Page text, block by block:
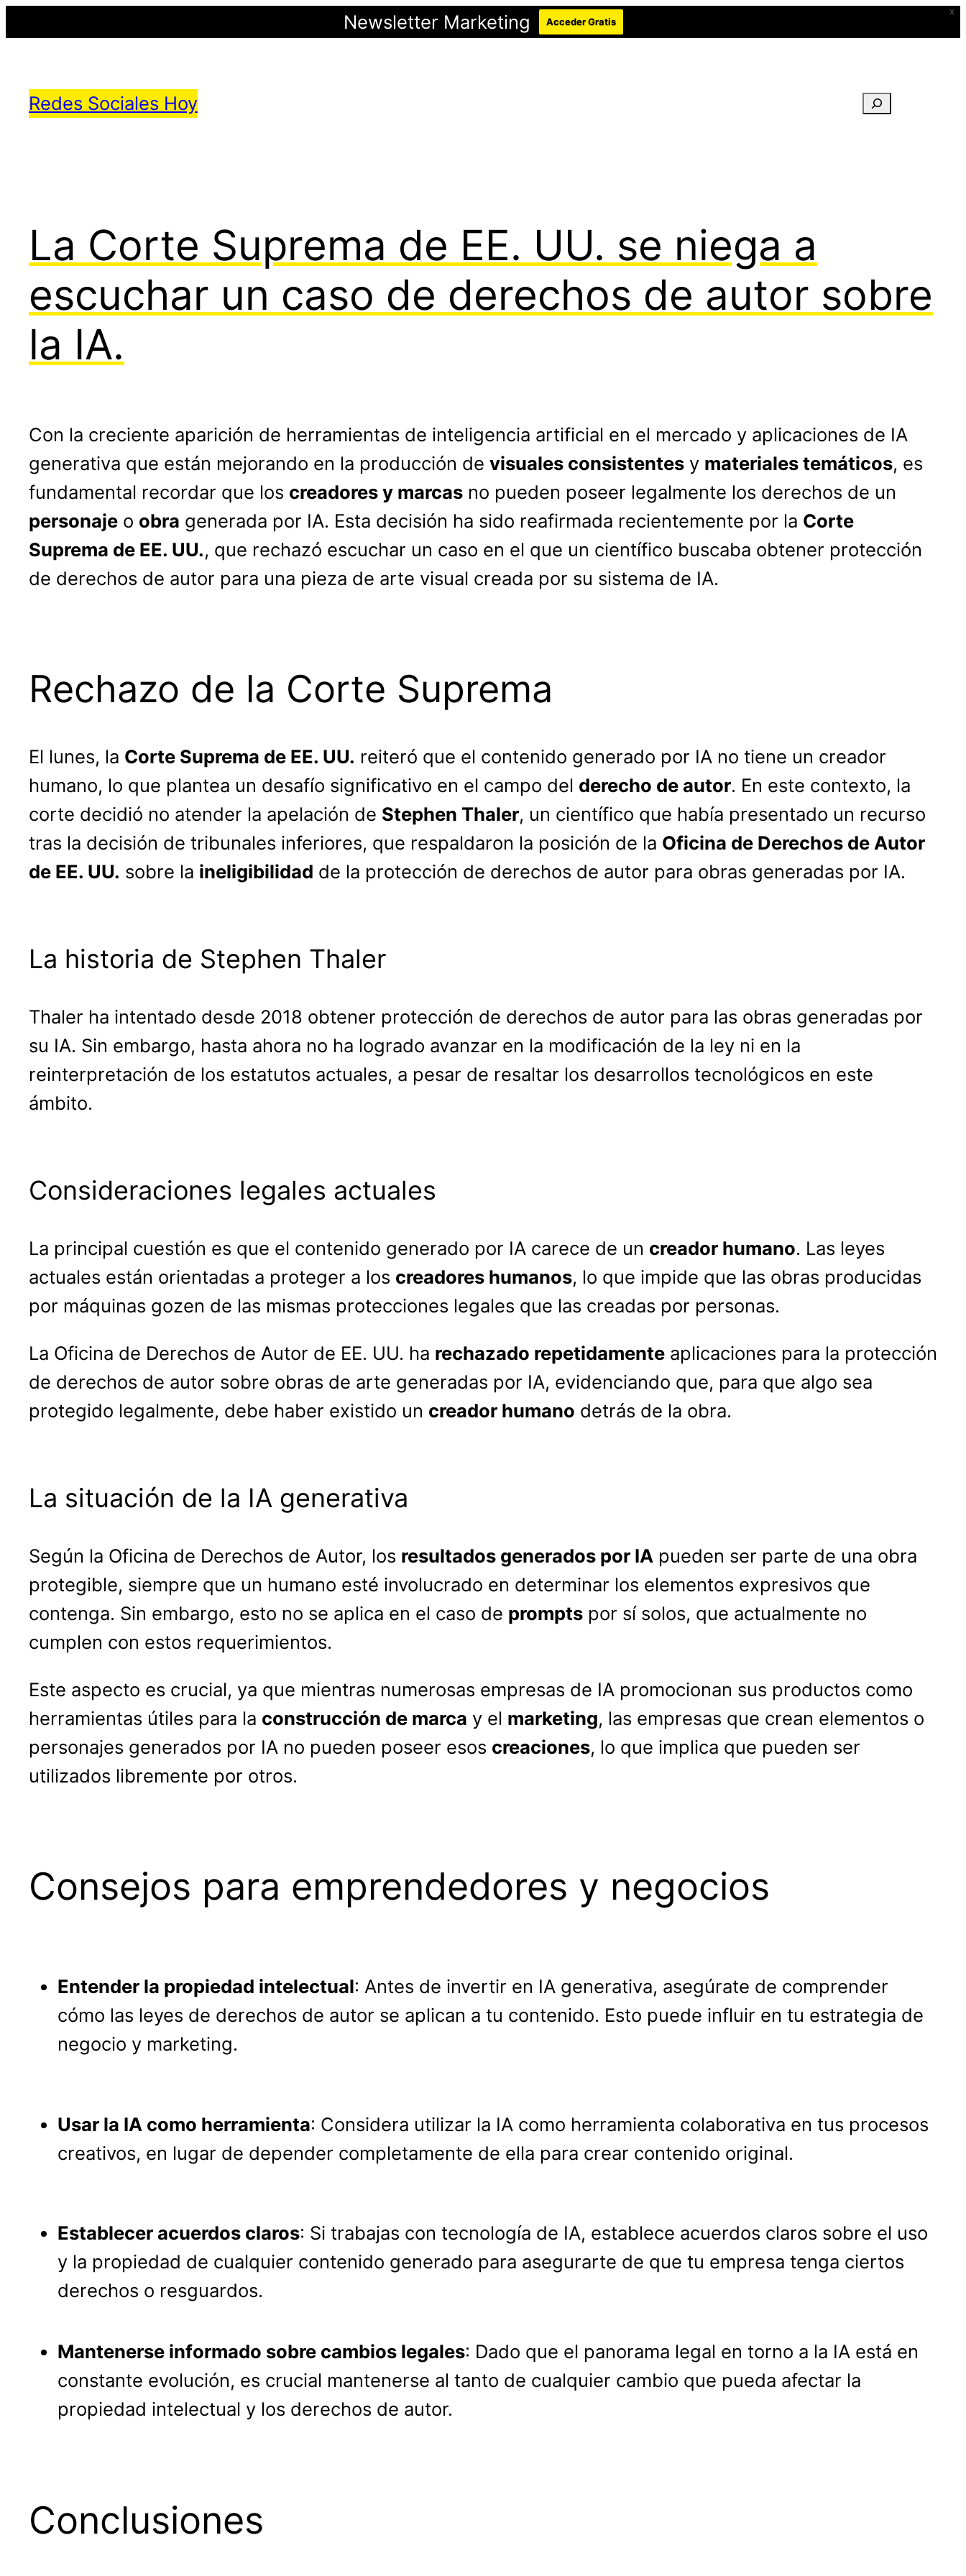
X
Newsletter Marketing Acceder Gratis
contenido
Redes Sociales Hoy Buscar
La Corte Suprema de EE. UU. se niega a
escuchar un caso de derechos de autor sobre
la IA.
Con la creciente aparición de herramientas de inteligencia artificial en el mercado y aplicaciones de IA
generativa que están mejorando en la producción de visuales consistentes y materiales temáticos, es
fundamental recordar que los creadores y marcas no pueden poseer legalmente los derechos de un
personaje o obra generada por IA. Esta decisión ha sido reafirmada recientemente por la Corte
Suprema de EE. UU., que rechazó escuchar un caso en el que un científico buscaba obtener protección
de derechos de autor para una pieza de arte visual creada por su sistema de IA.
Rechazo de la Corte Suprema
El lunes, la Corte Suprema de EE. UU. reiteró que el contenido generado por IA no tiene un creador
humano, lo que plantea un desafío significativo en el campo del derecho de autor. En este contexto, la
corte decidió no atender la apelación de Stephen Thaler, un científico que había presentado un recurso
tras la decisión de tribunales inferiores, que respaldaron la posición de la Oficina de Derechos de Autor
de EE. UU. sobre la ineligibilidad de la protección de derechos de autor para obras generadas por IA.
La historia de Stephen Thaler
Thaler ha intentado desde 2018 obtener protección de derechos de autor para las obras generadas por
su IA. Sin embargo, hasta ahora no ha logrado avanzar en la modificación de la ley ni en la
reinterpretación de los estatutos actuales, a pesar de resaltar los desarrollos tecnológicos en este
ámbito.
Consideraciones legales actuales
La principal cuestión es que el contenido generado por IA carece de un creador humano. Las leyes
actuales están orientadas a proteger a los creadores humanos, lo que impide que las obras producidas
por máquinas gozen de las mismas protecciones legales que las creadas por personas.
La Oficina de Derechos de Autor de EE. UU. ha rechazado repetidamente aplicaciones para la protección
de derechos de autor sobre obras de arte generadas por IA, evidenciando que, para que algo sea
protegido legalmente, debe haber existido un creador humano detrás de la obra.
La situación de la IA generativa
Según la Oficina de Derechos de Autor, los resultados generados por IA pueden ser parte de una obra
protegible, siempre que un humano esté involucrado en determinar los elementos expresivos que
contenga. Sin embargo, esto no se aplica en el caso de prompts por sí solos, que actualmente no
cumplen con estos requerimientos.
Este aspecto es crucial, ya que mientras numerosas empresas de IA promocionan sus productos como
herramientas útiles para la construcción de marca y el marketing, las empresas que crean elementos o
personajes generados por IA no pueden poseer esos creaciones, lo que implica que pueden ser
utilizados libremente por otros.
Consejos para emprendedores y negocios
Entender la propiedad intelectual: Antes de invertir en IA generativa, asegúrate de comprender
cómo las leyes de derechos de autor se aplican a tu contenido. Esto puede influir en tu estrategia de
negocio y marketing.
Usar la IA como herramienta: Considera utilizar la IA como herramienta colaborativa en tus procesos
creativos, en lugar de depender completamente de ella para crear contenido original.
Establecer acuerdos claros: Si trabajas con tecnología de IA, establece acuerdos claros sobre el uso
y la propiedad de cualquier contenido generado para asegurarte de que tu empresa tenga ciertos
derechos o resguardos.
Mantenerse informado sobre cambios legales: Dado que el panorama legal en torno a la IA está en
constante evolución, es crucial mantenerse al tanto de cualquier cambio que pueda afectar la
propiedad intelectual y los derechos de autor.
Conclusiones